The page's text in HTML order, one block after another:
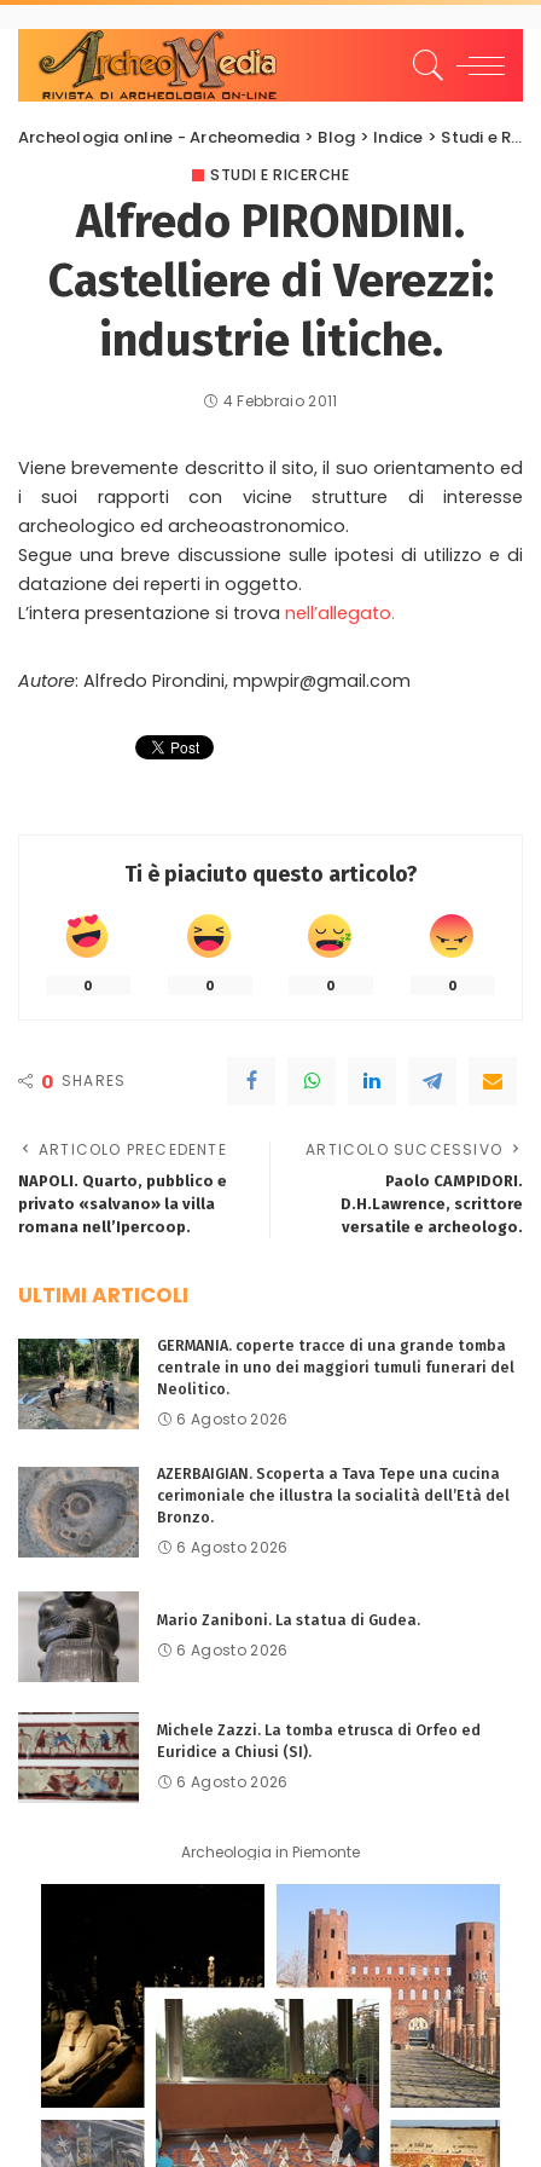
Archeologia online - Archeomedia > Blog > Indice > Studi e Ricerche
STUDI E RICERCHE
Alfredo PIRONDINI.
Castelliere di Verezzi:
industrie litiche.
4 Febbraio 2011
Viene brevemente descritto il sito, il suo orientamento ed
i suoi rapporti con vicine strutture di interesse
archeologico ed archeoastronomico.
Segue una breve discussione sulle ipotesi di utilizzo e di
datazione dei reperti in oggetto.
L’intera presentazione si trova nell’allegato.
Autore: Alfredo Pirondini, mpwpir@gmail.com
Ti è piaciuto questo articolo?
0 0 0 0
0 SHARES
ARTICOLO PRECEDENTE
NAPOLI. Quarto, pubblico e
privato «salvano» la villa
romana nell’Ipercoop.
ARTICOLO SUCCESSIVO
Paolo CAMPIDORI.
D.H.Lawrence, scrittore
versatile e archeologo.
ULTIMI ARTICOLI
GERMANIA. coperte tracce di una grande tomba
centrale in uno dei maggiori tumuli funerari del
Neolitico.
6 Agosto 2026
AZERBAIGIAN. Scoperta a Tava Tepe una cucina
cerimoniale che illustra la socialità dell’Età del
Bronzo.
6 Agosto 2026
Mario Zaniboni. La statua di Gudea.
6 Agosto 2026
Michele Zazzi. La tomba etrusca di Orfeo ed
Euridice a Chiusi (SI).
6 Agosto 2026
Archeologia in Piemonte